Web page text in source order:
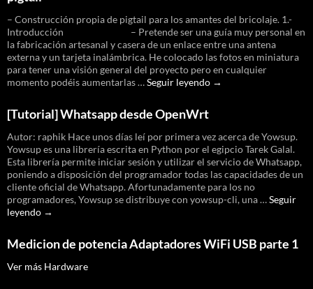
– Construcción propia de pigtail para los amantes del bricolaje. 1.-
Introducción – Pretende ser una guía muy personal en
la fabricación artesanal y casera de un enlace entre una antena
externa y un tarjeta inalámbrica. He colocado las fotos en miniatura
para tener una visión general del proyecto pero en cualquier
momento podéis aumentarlas …Seguir leyendo Fabricación
Mi
primer
y
ultimo
pigtail
→
[Tutorial] Whatsapp desde OpenWrt
Autor: raphik Hace unos días leí por primera vez acerca de Yowsup.
Yowsup es una librería escrita en Python por el egipcio Tarek Galal.
Esta librería permite iniciar sesión y utilizar el servicio de Whatsapp,
poniendo a disposición del programador todas las capacidades de un
cliente oficial de Whatsapp. Afortunadamente para los no
programadores, Yowsup se distribuye con yowsup-cli, una …Seguir
leyendo [Tutorial]
OpenWrt
→
Medicion de potencia Adaptadores WiFi USB parte 1
Ver más Hardware